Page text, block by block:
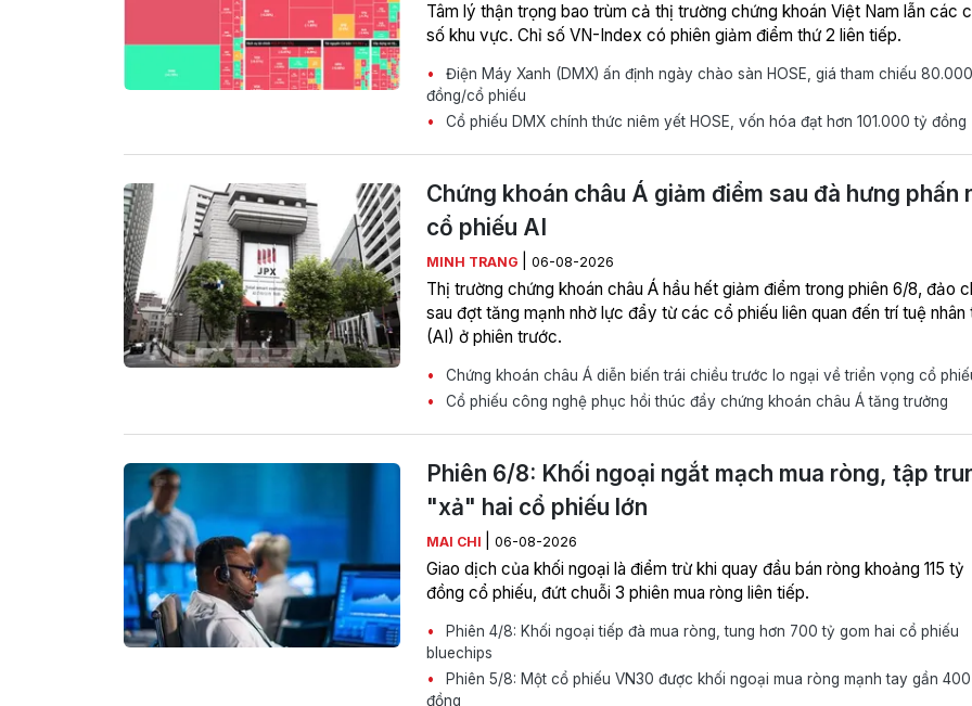
Tâm lý thận trọng bao trùm cả thị trường chứng khoán Việt Nam lẫn các
số khu vực. Chỉ số VN-Index có phiên giảm điểm thứ 2 liên tiếp.
Điện Máy Xanh (DMX) ấn định ngày chào sàn HOSE, giá tham chiếu 80.000
đồng/cổ phiếu
Cổ phiếu DMX chính thức niêm yết HOSE, vốn hóa đạt hơn 101.000 tỷ đồng
Chứng khoán châu Á giảm điểm sau đà hưng phấn
cổ phiếu AI
MINH TRANG 06-08-2026
Thị trường chứng khoán châu Á hầu hết giảm điểm trong phiên 6/8, đảo
sau đợt tăng mạnh nhờ lực đẩy từ các cổ phiếu liên quan đến trí tuệ nhân
(AI) ở phiên trước.
Chứng khoán châu Á diễn biến trái chiều trước lo ngại về triển vọng cổ
Cổ phiếu công nghệ phục hồi thúc đẩy chứng khoán châu Á tăng trưởng
Phiên 6/8: Khối ngoại ngắt mạch mua ròng, tập
"xả" hai cổ phiếu lớn
MAI CHI 06-08-2026
Giao dịch của khối ngoại là điểm trừ khi quay đầu bán ròng khoảng 115 tỷ
đồng cổ phiếu, đứt chuỗi 3 phiên mua ròng liên tiếp.
Phiên 4/8: Khối ngoại tiếp đà mua ròng, tung hơn 700 tỷ gom hai cổ phiếu
bluechips
Phiên 5/8: Một cổ phiếu VN30 được khối ngoại mua ròng mạnh tay gần
đồng